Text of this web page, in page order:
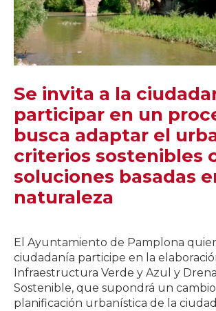
Se invita a la
participar en un
busca adaptar el
criterios sostenibles
soluciones basadas
naturaleza
El Ayuntamiento de Pamplona
ciudadanía participe en la
Infraestructura Verde y Azul y
Sostenible, que supondrá un
planificación urbanística de la